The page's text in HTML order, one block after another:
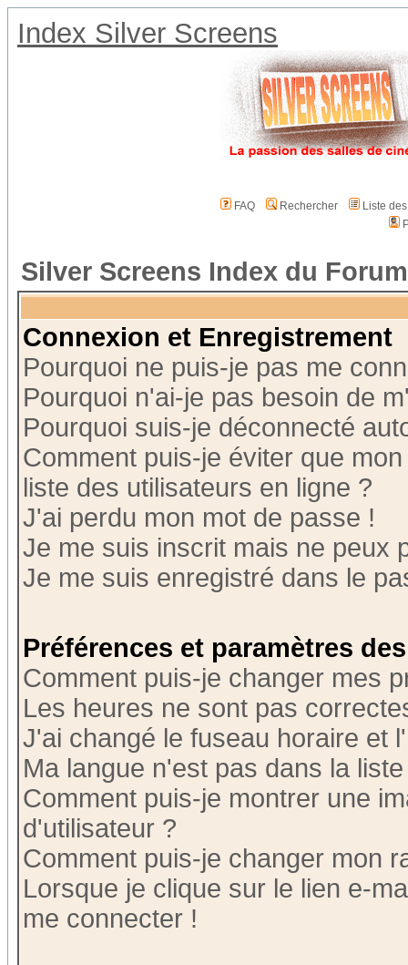
Index Silver Screens
FAQ Rechercher
Liste
Silver Screens Index du Forum
Connexion et Enregistrement
Pourquoi ne puis-je pas me
Pourquoi n'ai-je pas besoin de
Pourquoi suis-je déconnecté
Comment puis-je éviter que
liste des utilisateurs en ligne ?
J'ai perdu mon mot de passe !
Je me suis inscrit mais ne peux
Je me suis enregistré dans le
Préférences et paramètres
Comment puis-je changer mes
Les heures ne sont pas
J'ai changé le fuseau horaire et
Ma langue n'est pas dans la
Comment puis-je montrer une
d'utilisateur ?
Comment puis-je changer mon
Lorsque je clique sur le lien e-
me connecter !